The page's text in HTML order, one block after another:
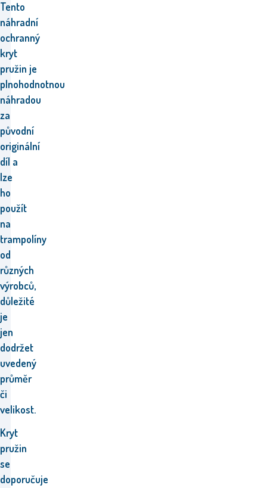
Tento
náhradní
ochranný
kryt
pružin je
plnohodnotnou
náhradou
za
původní
originální
díl a
lze
ho
použít
na
trampolíny
od
různých
výrobců,
důležité
je
jen
dodržet
uvedený
průměr
či
velikost.
Kryt
pružin
se
doporučuje